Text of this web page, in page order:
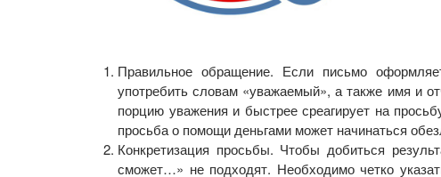
Правильное обращение. Если письмо
употребить словам «уважаемый», а также имя и
порцию уважения и быстрее среагирует на
просьба о помощи деньгами может начинаться
Конкретизация просьбы. Чтобы добиться
сможет…» не подходят. Необходимо четко